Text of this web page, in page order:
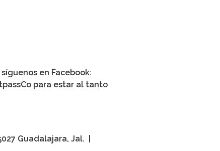
en Facebook:
para estar al tanto
Guadalajara, Jal.